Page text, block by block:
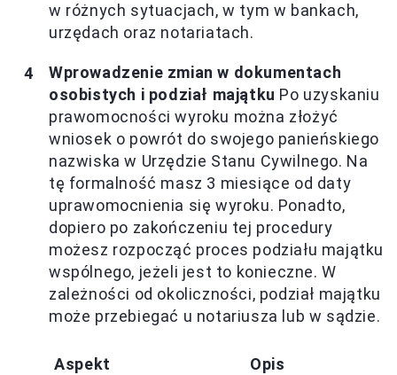
w różnych sytuacjach, w tym w bankach,
urzędach oraz notariatach.
Wprowadzenie zmian w dokumentach
osobistych i podział majątku Po uzyskaniu
prawomocności wyroku można złożyć
wniosek o powrót do swojego panieńskiego
nazwiska w Urzędzie Stanu Cywilnego. Na
tę formalność masz 3 miesiące od daty
uprawomocnienia się wyroku. Ponadto,
dopiero po zakończeniu tej procedury
możesz rozpocząć proces podziału majątku
wspólnego, jeżeli jest to konieczne. W
zależności od okoliczności, podział majątku
może przebiegać u notariusza lub w sądzie.
Aspekt Opis